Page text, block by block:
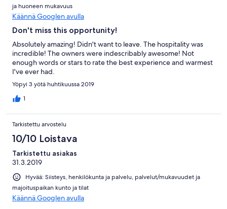
ja huoneen mukavuus
Käännä Googlen avulla
Don't miss this opportunity!
Absolutely amazing! Didn't want to leave. The hospitality was
incredible! The owners were indescribably awesome! Not
enough words or stars to rate the best experience and warmest
I've ever had.
Yöpyi 3 yötä huhtikuussa 2019
1
Tarkistettu arvostelu
10/10 Loistava
Tarkistettu asiakas
31.3.2019
Hyvää: Siisteys, henkilökunta ja palvelu, palvelut/mukavuudet ja
majoituspaikan kunto ja tilat
Käännä Googlen avulla